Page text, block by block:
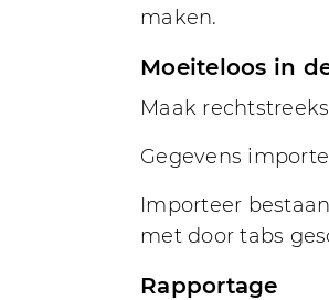
maken.
Moeiteloos in
Maak
Gegevens
Importeer
met door tabs
Rapportage